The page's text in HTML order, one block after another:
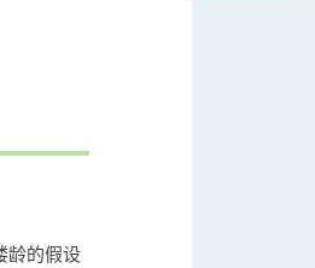
龄的假设